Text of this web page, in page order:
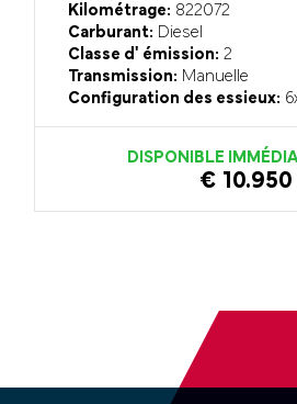
Kilométrage: 822072
Carburant: Diesel
Classe d' émission: 2
Transmission: Manuelle
Configuration des essieux:
DISPONIBLE
€ 10.950